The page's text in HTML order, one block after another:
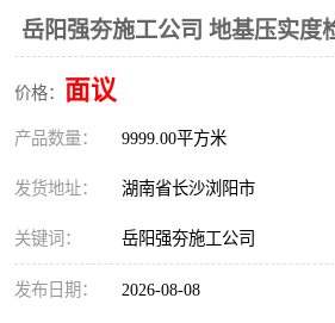
岳阳强夯施工公司 地基压实度
价格： 面议
产品数量： 9999.00平方米
发货地址： 湖南省长沙浏阳市
关键词： 岳阳强夯施工公司
发布日期： 2026-08-08